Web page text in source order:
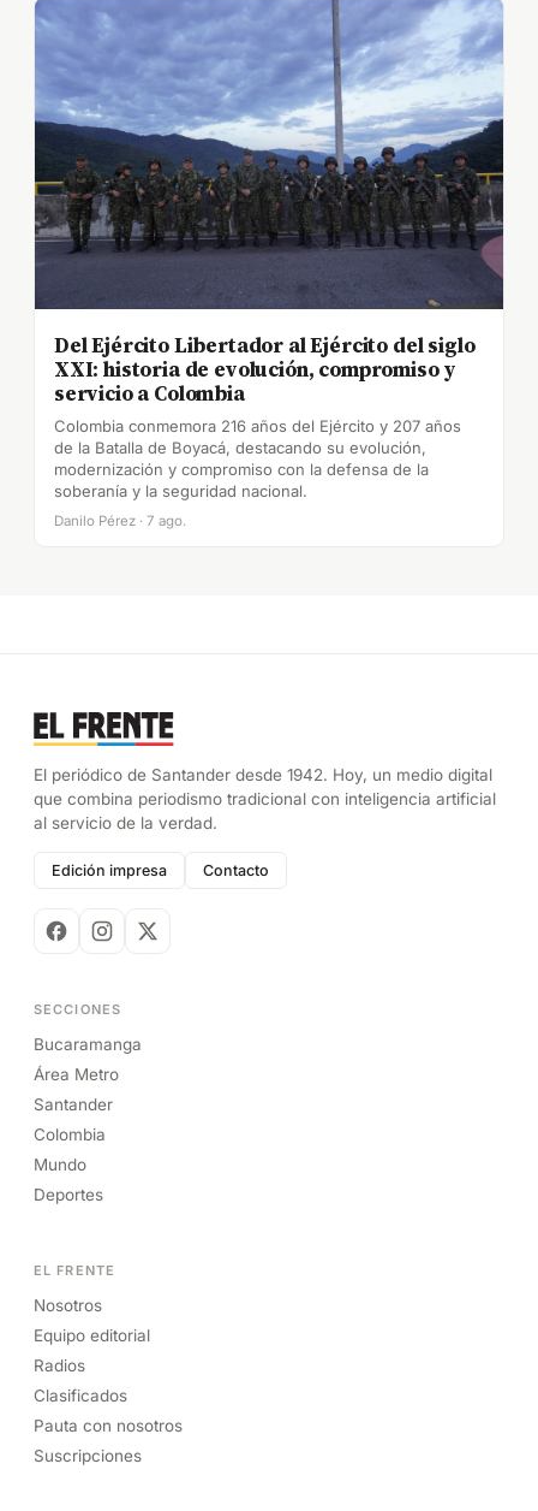
Del Ejército Libertador al Ejército del siglo
XXI: historia de evolución, compromiso y
servicio a Colombia
Colombia conmemora 216 años del Ejército y 207 años
de la Batalla de Boyacá, destacando su evolución,
modernización y compromiso con la defensa de la
soberanía y la seguridad nacional.
Danilo Pérez · 7 ago.
El periódico de Santander desde 1942. Hoy, un medio digital
que combina periodismo tradicional con inteligencia artificial
al servicio de la verdad.
Edición impresa Contacto
SECCIONES
Bucaramanga
Área Metro
Santander
Colombia
Mundo
Deportes
EL FRENTE
Nosotros
Equipo editorial
Radios
Clasificados
Pauta con nosotros
Suscripciones